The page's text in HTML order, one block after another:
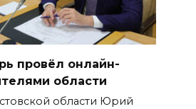
провёл онлайн-
области
области Юрий